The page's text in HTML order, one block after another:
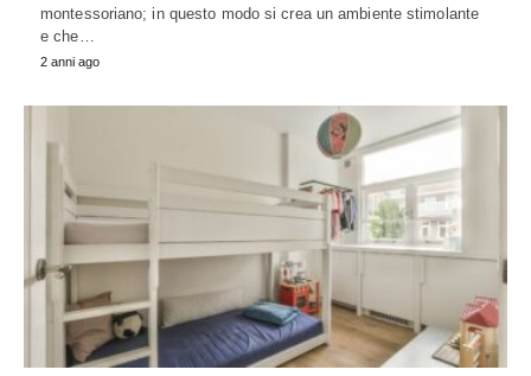
montessoriano; in questo modo si crea un ambiente stimolante
e che…
2 anni ago